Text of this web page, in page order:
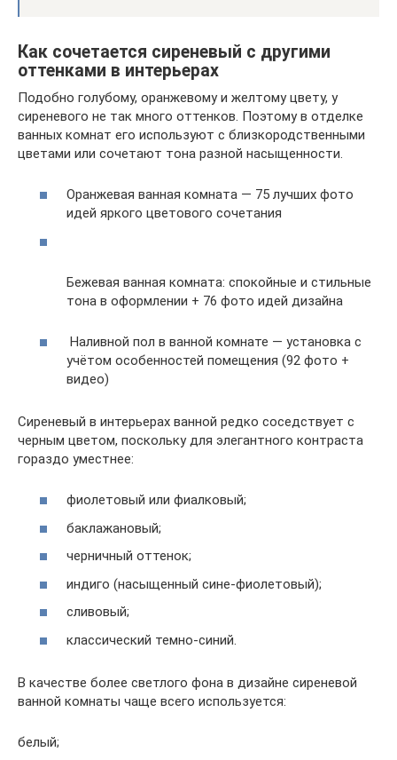
Как сочетается сиреневый с другими
оттенками в интерьерах
Подобно голубому, оранжевому и желтому цвету, у
сиреневого не так много оттенков. Поэтому в отделке
ванных комнат его используют с близкородственными
цветами или сочетают тона разной насыщенности.
Оранжевая ванная комната — 75 лучших фото
идей яркого цветового сочетания
Бежевая ванная комната: спокойные и стильные
тона в оформлении + 76 фото идей дизайна
Наливной пол в ванной комнате — установка с
учётом особенностей помещения (92 фото +
видео)
Сиреневый в интерьерах ванной редко соседствует с
черным цветом, поскольку для элегантного контраста
гораздо уместнее:
фиолетовый или фиалковый;
баклажановый;
черничный оттенок;
индиго (насыщенный сине-фиолетовый);
сливовый;
классический темно-синий.
В качестве более светлого фона в дизайне сиреневой
ванной комнаты чаще всего используется:
белый;